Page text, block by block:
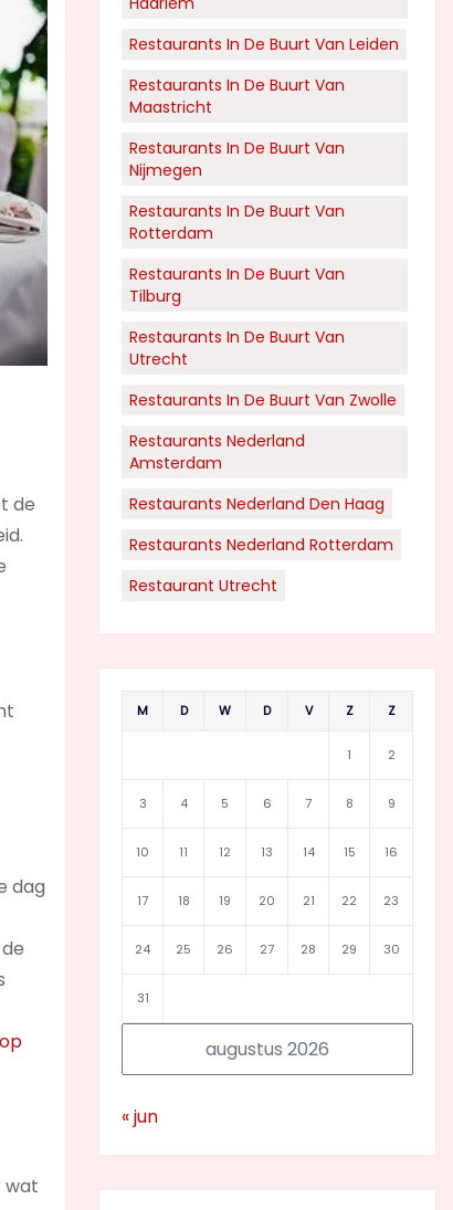
de
dag
wat
Restaurants In De Buurt Van Leiden
Restaurants In De Buurt Van
Maastricht
Restaurants In De Buurt Van
Nijmegen
Restaurants In De Buurt Van
Rotterdam
Restaurants In De Buurt Van
Tilburg
Restaurants In De Buurt Van
Utrecht
Restaurants In De Buurt Van Zwolle
Restaurants Nederland
Amsterdam
Restaurants Nederland Den Haag
Restaurants Nederland Rotterdam
Restaurant Utrecht
augustus 2026
M D W D V Z Z
1 2
3 4 5 6 7 8 9
10 11 12 13 14 15 16
17 18 19 20 21 22 23
24 25 26 27 28 29 30
31
« jun